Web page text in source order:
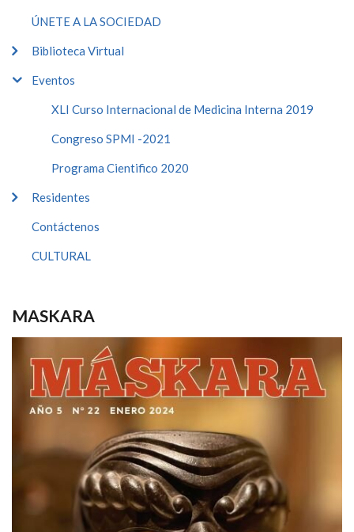
ÚNETE A LA SOCIEDAD
Biblioteca Virtual
Eventos
XLI Curso Internacional de Medicina Interna 2019
Congreso SPMI -2021
Programa Cientifico 2020
Residentes
Contáctenos
CULTURAL
MASKARA